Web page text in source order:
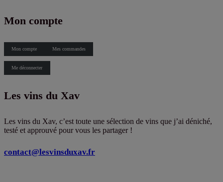
Mon compte
Mon compte Mes commandes
Me déconnecter
Les vins du Xav
Les vins du Xav, c’est toute une sélection de vins que j’ai déniché,
testé et approuvé pour vous les partager !
contact@lesvinsduxav.fr